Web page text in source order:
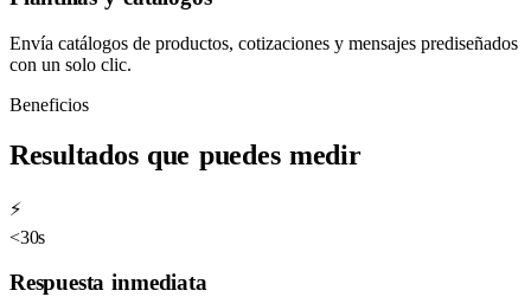
Envía catálogos de productos, cotizaciones y mensajes prediseñados
con un solo clic.
Beneficios
Resultados que puedes medir
⚡
<30s
Respuesta inmediata